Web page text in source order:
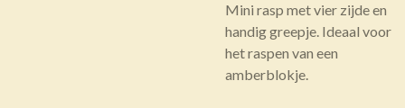
Mini rasp met vier zijde en
handig greepje. Ideaal voor
het raspen van een
amberblokje.